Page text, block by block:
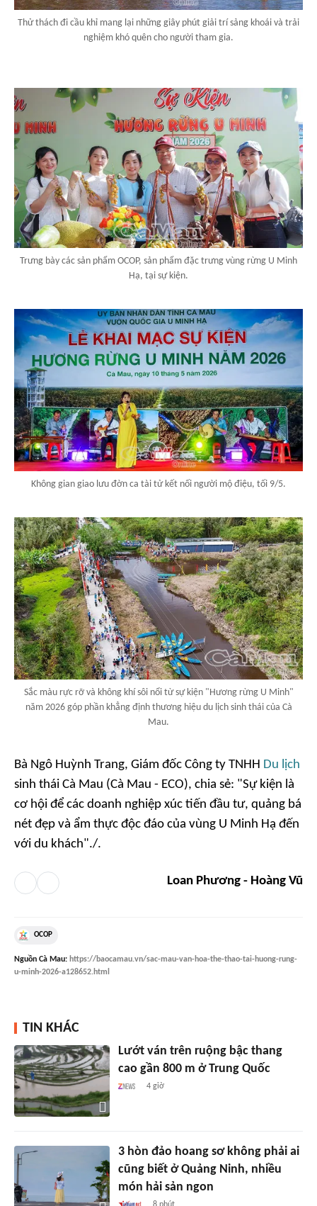
Thử thách đi cầu khỉ mang lại những giây phút giải trí sảng khoái và trải
nghiệm khó quên cho người tham gia.
Trưng bày các sản phẩm OCOP, sản phẩm đặc trưng vùng rừng U Minh
Hạ, tại sự kiện.
Không gian giao lưu đờn ca tài tử kết nối người mộ điệu, tối 9/5.
Sắc màu rực rỡ và không khí sôi nổi từ sự kiện "Hương rừng U Minh"
năm 2026 góp phần khẳng định thương hiệu du lịch sinh thái của Cà
Mau.
Bà Ngô Huỳnh Trang, Giám đốc Công ty TNHH Du lịch
sinh thái Cà Mau (Cà Mau - ECO), chia sẻ: "Sự kiện là
cơ hội để các doanh nghiệp xúc tiến đầu tư, quảng bá
nét đẹp và ẩm thực độc đáo của vùng U Minh Hạ đến
với du khách"./.
Loan Phương - Hoàng Vũ
OCOP
Nguồn Cà Mau: https://baocamau.vn/sac-mau-van-hoa-the-thao-tai-huong-rung-
u-minh-2026-a128652.html
TIN KHÁC
Lướt ván trên ruộng bậc thang
cao gần 800 m ở Trung Quốc
4 giờ
3 hòn đảo hoang sơ không phải ai
cũng biết ở Quảng Ninh, nhiều
món hải sản ngon